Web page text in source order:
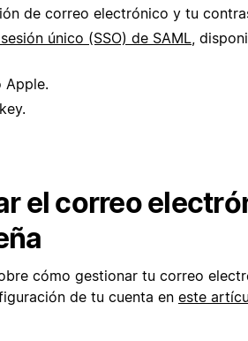
de correo electrónico y tu
único (SSO) de SAML,
Apple.
el correo
cómo gestionar tu correo
de tu cuenta en este